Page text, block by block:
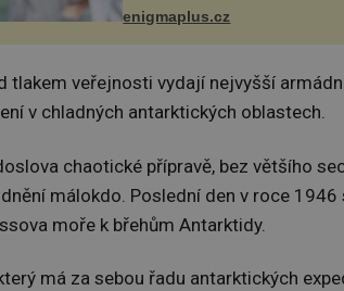
své a pacient může vést
při transplantaci nepřijímám...
enigmaplus.cz
tlakem veřejnosti vydají nejvyšší
v chladných antarktických oblastech.
chaotické přípravě, bez většího
málokdo. Poslední den v roce
moře k břehům Antarktidy.
má za sebou řadu antarktických